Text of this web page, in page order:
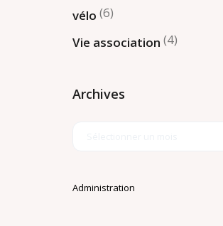
vélo (6)
Vie association (4)
Archives
Administration